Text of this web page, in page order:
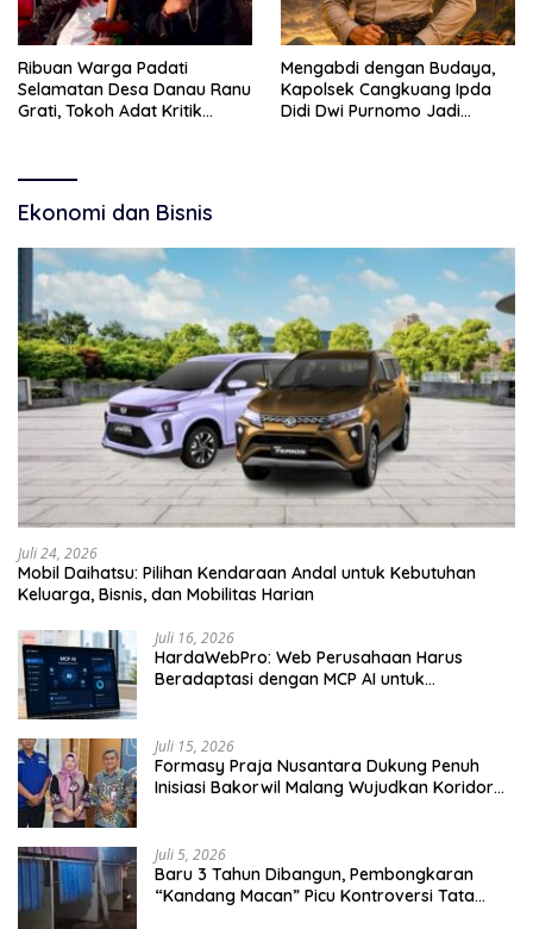
Ribuan Warga Padati
Selamatan Desa Danau Ranu
Grati, Tokoh Adat Kritik
Mengabdi dengan Budaya,
Kapolsek Cangkuang Ipda
Didi Dwi Purnomo Jadi
Ekonomi dan Bisnis
Juli 24, 2026
Mobil Daihatsu: Pilihan Kendaraan Andal untuk Kebutuhan
Keluarga, Bisnis, dan Mobilitas Harian
Juli 16, 2026
HardaWebPro: Web Perusahaan Harus
Beradaptasi dengan MCP AI untuk
Juli 15, 2026
Formasy Praja Nusantara Dukung Penuh
Inisiasi Bakorwil Malang Wujudkan Koridor
Juli 5, 2026
Baru 3 Tahun Dibangun, Pembongkaran
“Kandang Macan” Picu Kontroversi Tata